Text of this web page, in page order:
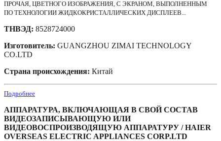
ПРОЧАЯ, ЦВЕТНОГО ИЗОБРАЖЕНИЯ, С ЭКРАНОМ, ВЫПОЛНЕННЫМ
ПО ТЕХНОЛОГИИ ЖИДКОКРИСТАЛЛИЧЕСКИХ ДИСПЛЕЕВ...
ТНВЭД: 8528724000
Изготовитель: GUANGZHOU ZIMAI TECHNOLOGY
CO.LTD
Страна происхождения: Китай
Подробнее
АППАРАТУРА, ВКЛЮЧАЮЩАЯ В СВОЙ СОСТАВ
ВИДЕОЗАПИСЫВАЮЩУЮ ИЛИ
ВИДЕОВОСПРОИЗВОДЯЩУЮ АППАРАТУРУ / HAIER
OVERSEAS ELECTRIC APPLIANCES CORP.LTD